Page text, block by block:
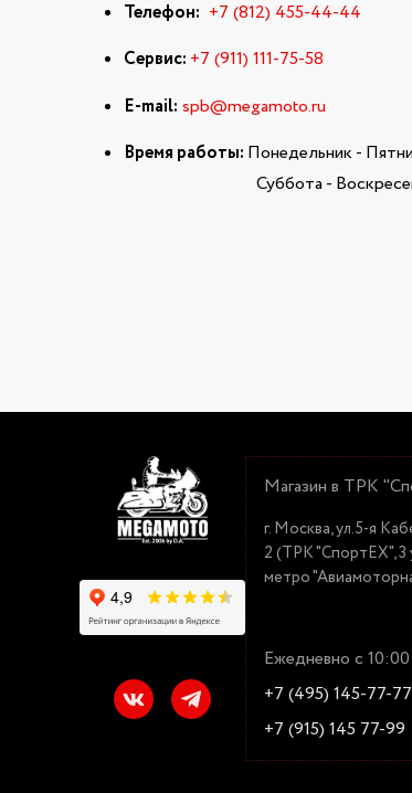
Телефон: +7 (812) 455-44-44
Сервис: +7 (911) 111-75-58
E-mail: spb@megamoto.ru
Время работы: Понедельник -
Суббота - Воскресенье с
Магазин в ТРК
г. Москва, ул.5-я
2 (ТРК "СпортЕХ", 3
метро
Ежедневно с
+7 (495) 145-77-77
+7 (915) 145 77-99